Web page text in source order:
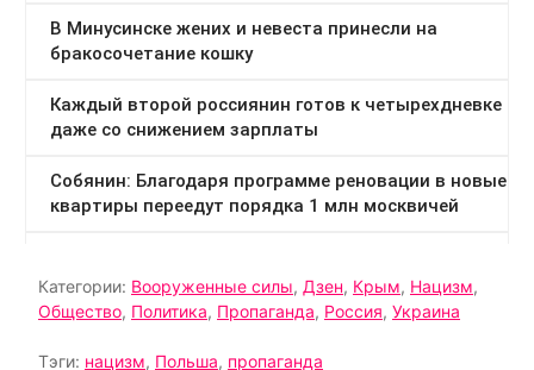
Категории: Вооруженные силы, Дзен, Крым, Нацизм,
Общество, Политика, Пропаганда, Россия, Украина
Тэги: нацизм, Польша, пропаганда